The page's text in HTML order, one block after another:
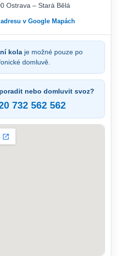
Ostrava – Stará Bělá
v Google Mapách
kola je možné pouze po
domluvě.
nebo domluvit svoz?
732 562 562